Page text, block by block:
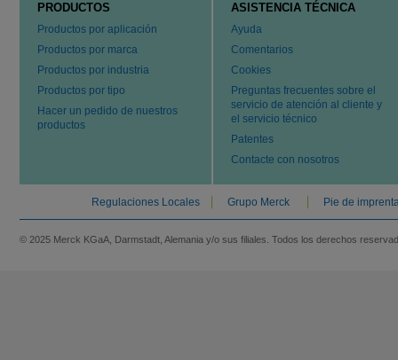
PRODUCTOS
Productos por aplicación
Productos por marca
Productos por industria
Productos por tipo
Hacer un pedido de nuestros
productos
ASISTENCIA TÉCNICA
Ayuda
Comentarios
Cookies
Preguntas frecuentes sobre el
servicio de atención al cliente y
el servicio técnico
Patentes
Contacte con nosotros
Regulaciones Locales Grupo Merck Pie de
© 2025 Merck KGaA, Darmstadt, Alemania y/o sus filiales. Todos los derechos